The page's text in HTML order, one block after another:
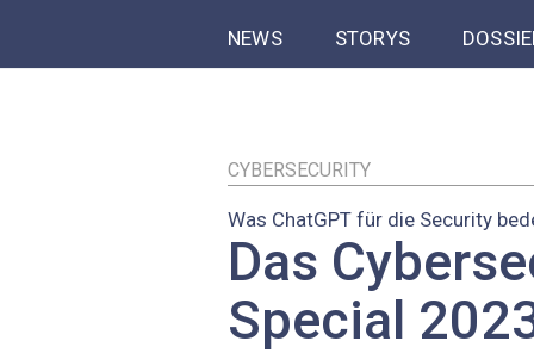
MAIN NAVIGATION
NEWS STORYS
EU-
CYBERSECURITY
Was ChatGPT für die Security
Das
Special